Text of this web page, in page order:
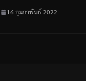
16 กุมภาพันธ์ 2022